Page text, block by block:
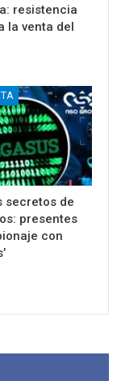
resistencia
la venta del
secretos de
presentes
con